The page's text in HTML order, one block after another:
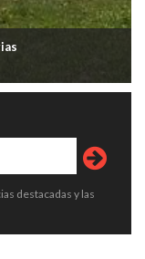
destacadas y las